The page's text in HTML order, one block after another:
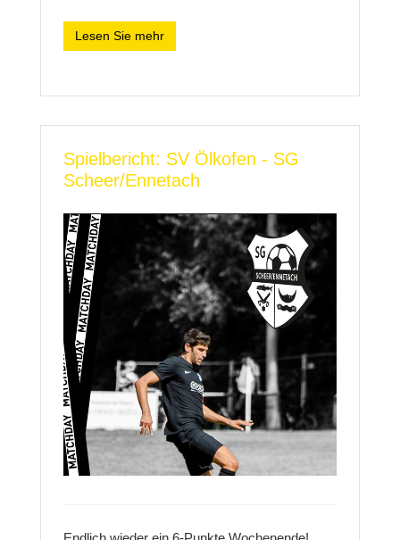
Lesen Sie mehr
Spielbericht: SV Ölkofen - SG
Scheer/Ennetach